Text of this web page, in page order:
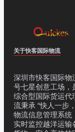
关于快客国际物流
深圳市快客国际物
号七星创意工场，
综合型国际货运代
流秉承 “快人一步
物流信息管理系统
实时监控越洋运